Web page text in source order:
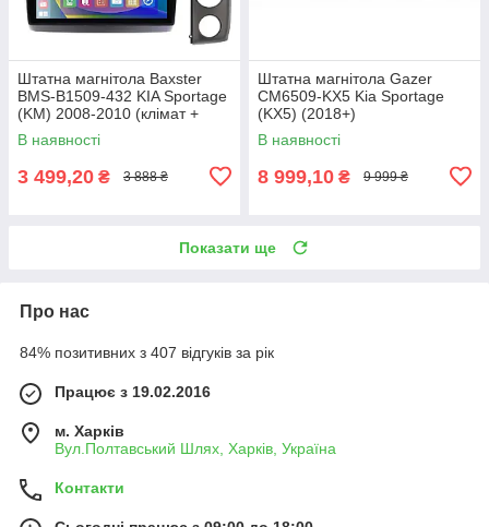
Штатна магнітола Baxster
BMS-B1509-432 KIA Sportage
(KM) 2008-2010 (клімат +
конд.)
В наявності
3 499,20 ₴ 3 888 ₴
Штатна магнітола Gazer
CM6509-KX5 Kia Sportage
(KX5) (2018+)
В наявності
8 999,10 ₴ 9 999 ₴
Показати ще
Про нас
84% позитивних з 407 відгуків за рік
Працює з 19.02.2016
м. Харків
Вул.Полтавський Шлях, Харків, Україна
Контакти